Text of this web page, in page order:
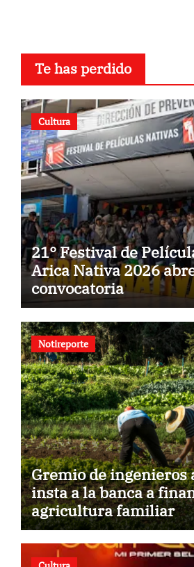
Te has perdido
Cultura
21° Festival de
Arica Nativa 2026
convocatoria
Notireporte
Gremio de ingenieros
insta a la banca a
agricultura familiar